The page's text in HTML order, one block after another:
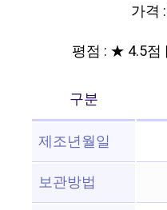
가격 :
평점 : ★ 4.5점
구분
제조년월일
보관방법